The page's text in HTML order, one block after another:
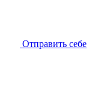
Отправить себе